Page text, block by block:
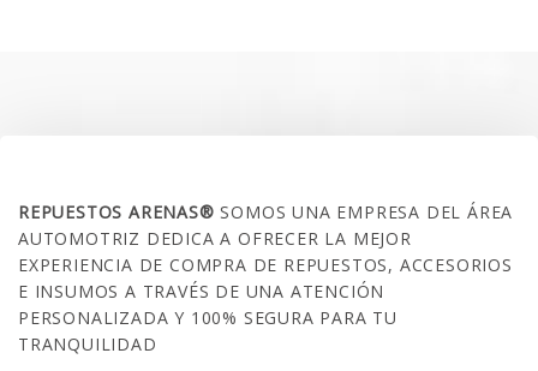
REPUESTOS ARENAS®SOMOS UNA EMPRESA DEL ÁREA
AUTOMOTRIZ DEDICA A OFRECER LA MEJOR
EXPERIENCIA DE COMPRA DE REPUESTOS, ACCESORIOS
E INSUMOS A TRAVÉS DE UNA ATENCIÓN
PERSONALIZADA Y 100% SEGURA PARA TU
TRANQUILIDAD